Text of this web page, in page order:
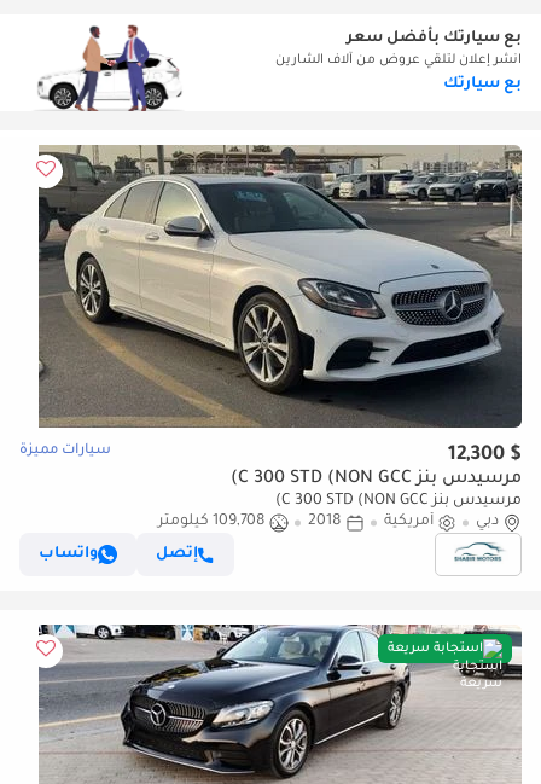
بع سيارتك بأفضل سعر
انشر إعلان لتلقي عروض من آلاف الشارين
بع سيارتك
$ 12,300 سيارات مميزة
مرسيدس بنز C 300 STD (NON GCC)
مرسيدس بنز C 300 STD (NON GCC)
دبي
أمريكية 2018
109,708 كيلومتر
إتصل
واتساب
استجابة سريعة